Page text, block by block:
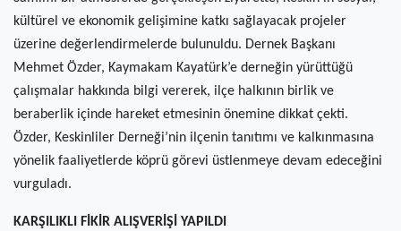
kültürel ve ekonomik gelişimine katkı sağlayacak projeler
üzerine değerlendirmelerde bulunuldu. Dernek Başkanı
Mehmet Özder, Kaymakam Kayatürk’e derneğin yürüttüğü
çalışmalar hakkında bilgi vererek, ilçe halkının birlik ve
beraberlik içinde hareket etmesinin önemine dikkat çekti.
Özder, Keskinliler Derneği’nin ilçenin tanıtımı ve kalkınmasına
yönelik faaliyetlerde köprü görevi üstlenmeye devam edeceğini
vurguladı.
KARŞILIKLI FİKİR ALIŞVERİŞİ YAPILDI